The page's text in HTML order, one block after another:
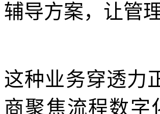
辅导方案，让管
这种业务穿透力
商聚焦流程数字